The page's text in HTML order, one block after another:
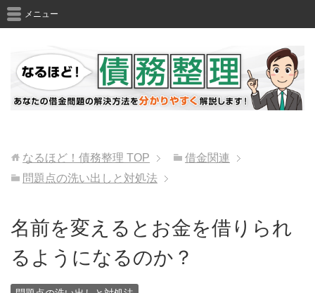
メニュー
なるほど！債務整理 TOP
借金関連
問題点の洗い出しと対処法
名前を変えるとお金を借りられ
るようになるのか？